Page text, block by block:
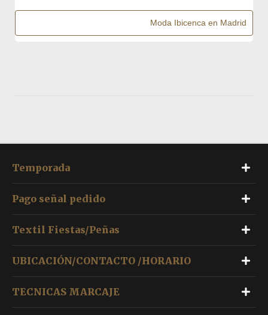
Moda Ibicenca en Madrid
Temporada
Pago señal pedido
Textil Fiestas/Peñas
UBICACIÓN/CONTACTO /HORARIO
TECNICAS MARCAJE